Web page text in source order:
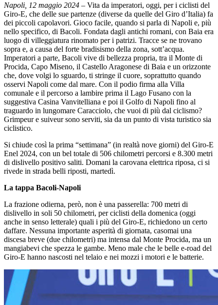
Napoli, 12 maggio 2024 – Vita da imperatori, oggi, per i ciclisti del
Giro-E, che delle sue partenze (diverse da quelle del Giro d’Italia) fa
dei piccoli capolavori. Gioco facile, quando si parla di Napoli e, più
nello specifico, di Bacoli. Fondata dagli antichi romani, con Baia era
luogo di villeggiatura rinomato per i patrizi. Tracce se ne trovano
sopra e, a causa del forte bradisismo della zona, sott’acqua.
Imperatori a parte, Bacoli vive di bellezza propria, tra il Monte di
Procida, Capo Miseno, il Castello Aragonese di Baia e un orizzonte
che, dove volgi lo sguardo, ti stringe il cuore, soprattutto quando
osservi Napoli come dal mare. Con il podio firma alla Villa
comunale e il percorso a lambire prima il Lago Fusano con la
suggestiva Casina Vanvitelliana e poi il Golfo di Napoli fino al
traguardo in lungomare Caracciolo, che vuoi di più dal ciclismo?
Grimpeur e suiveur sono serviti, sia da un punto di vista turistico sia
ciclistico.
Si chiude così la prima “settimana” (in realtà nove giorni) del Giro-E
Enel 2024, con un bel totale di 506 chilometri percorsi e 8.300 metri
di dislivello positivo saliti. Domani la carovana elettrica riposa, ci si
rivede in strada belli riposti, martedì.
La tappa Bacoli-Napoli
La frazione odierna, però, non è una passerella: 700 metri di
dislivello in soli 50 chilometri, per ciclisti della domenica (oggi
anche in senso letterale) quali i più del Giro-E, richiedono un certo
daffare. Nessuna importante asperità di giornata, casomai una
discesa breve (due chilometri) ma intensa dal Monte Procida, ma un
mangiabevi che spezza le gambe. Meno male che le belle e-road del
Giro-E hanno nascosti nel telaio e nei mozzi i motori e le batterie.